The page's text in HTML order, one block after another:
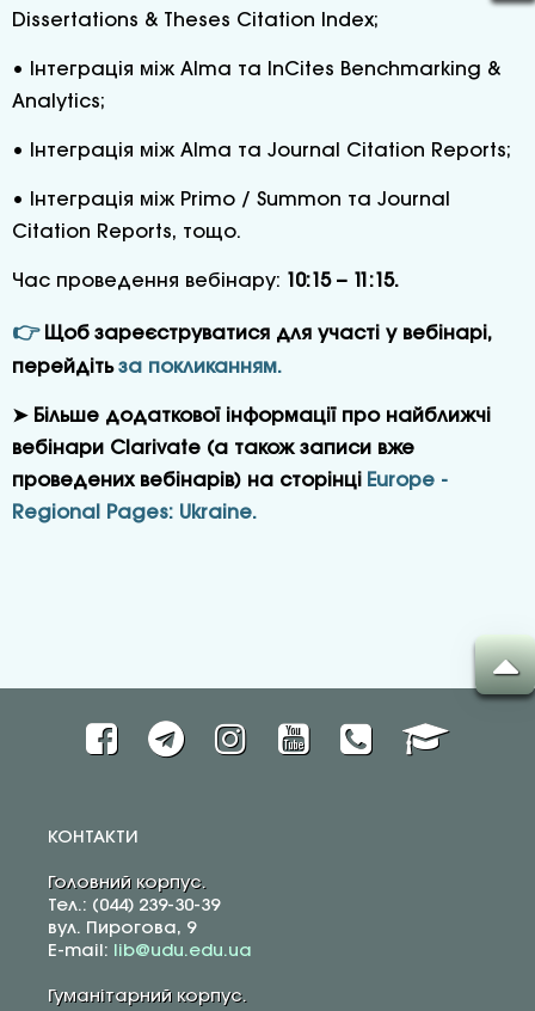
Dissertations & Theses Citation Index;
• Інтеграція між Alma та InCites Benchmarking &
Analytics;
• Інтеграція між Alma та Journal Citation Reports;
• Інтеграція між Primo / Summon та Journal
Citation Reports, тощо.
Час проведення вебінару: 10:15 – 11:15.
👉Щоб зареєструватися для участі у вебінарі,
перейдіть за покликанням.
➤ Більше додаткової інформації про найближчі
вебінари Clarivate (а також записи вже
проведених вебінарів) на сторінці Europe -
Regional Pages: Ukraine.
КОНТАКТИ
Головний корпус.
Тел.: (044) 239-30-39
вул. Пирогова, 9
E-mail:
lib@udu.edu.ua
Гуманітарний корпус.